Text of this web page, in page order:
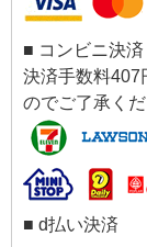
■ コンビニ決済
決済手数料407
のでご了承くだ
■ d払い決済